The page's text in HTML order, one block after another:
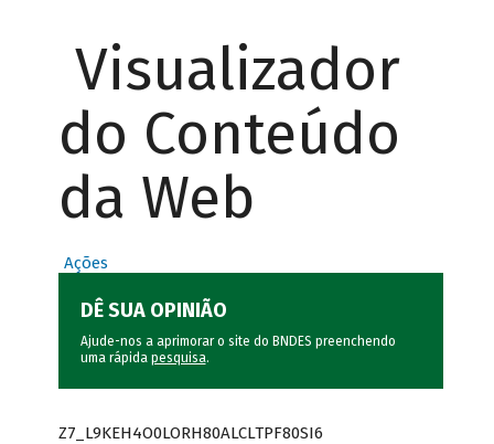
Visualizador
do Conteúdo
da Web
Ações
DÊ SUA OPINIÃO
Ajude-nos a aprimorar o site do BNDES preenchendo
uma rápida pesquisa.
Z7_L9KEH4O0LORH80ALCLTPF80SI6